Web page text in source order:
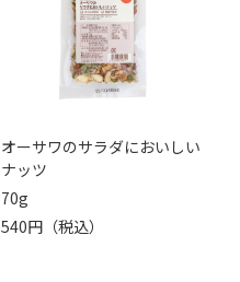
オーサワのサラダにおいしい
ナッツ
70g
540円（税込）